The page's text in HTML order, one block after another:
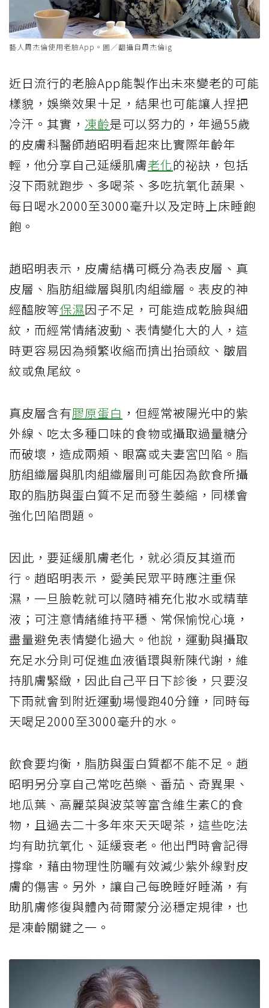
藝人周杰倫使用老臉App。圖／翻攝自周杰倫ig
近日流行的老臉App能製作出未來變老的可能
樣貌，娛樂效果十足，結果也可能讓人捏把
冷汗。其實， 凍齡是可以努力的，年過55歲
的皮膚科醫師趙昭明看起來比實際年齡年
輕，他分享自己延緩肌膚老化的祕訣，包括
沒下雨就跑步、多喝茶、多吃抗氧化蔬果、
每日喝水2000至3000毫升以及定時上床睡飽
飽。
趙昭明表示，皮膚結構可概分為表皮層、真
皮層、脂肪組織層與肌肉組織層。表皮的神
經醯胺等保濕因子不足，可能造成乾臉與細
紋，而經常情緒波動、表情變化大的人，這
時更容易因為頻繁收縮而擠出抬頭紋、皺眉
紋或魚尾紋。
真皮層含有膠原蛋白 ，但經常被陽光中的紫
外線、吃太多種口味的食物或攝取過量糖分
而破壞，造成兩頰、眼窩或夫妻宮凹陷。脂
肪組織層與肌肉組織層則可能因為飲食所攝
取的脂肪與蛋白質不足而發生萎縮，同樣會
強化凹陷問題。
因此，要延緩肌膚老化，就必須反其道而
行。趙昭明表示，愛美民眾平時應注重保
濕，一旦臉乾就可以隨時補充化妝水或精華
液；可注意情緒維持平穩、常保愉悅心境，
盡量避免表情變化過大。他說，運動與攝取
充足水分則可促進血液循環與新陳代謝，維
持肌膚緊緻，因此自己平日下診後，只要沒
下雨就會到附近運動場慢跑40分鐘，同時每
天喝足2000至3000毫升的水。
飲食要均衡，脂肪與蛋白質都不能不足。趙
昭明另分享自己常吃芭樂、番茄、奇異果、
地瓜葉、高麗菜與波菜等富含維生素C的食
物，且過去二十多年來天天喝茶，這些吃法
均有助抗氧化、延緩衰老。他出門時會記得
撐傘，藉由物理性防曬有效減少紫外線對皮
膚的傷害。另外，讓自己每晚睡好睡滿，有
助肌膚修復與體內荷爾蒙分泌穩定規律，也
是凍齡關鍵之一。